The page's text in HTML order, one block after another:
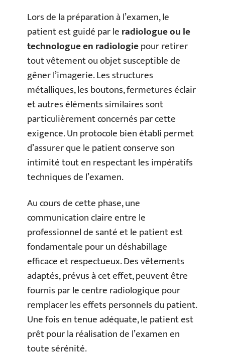
Lors de la préparation à l’examen, le
patient est guidé par leradiologue ou le
technologue en radiologiepour retirer
tout vêtement ou objet susceptible de
gêner l’imagerie. Les structures
métalliques, les boutons, fermetures éclair
et autres éléments similaires sont
particulièrement concernés par cette
exigence. Un protocole bien établi permet
d’assurer que le patient conserve son
intimité tout en respectant les impératifs
techniques de l’examen.
Au cours de cette phase, une
communication claire entre le
professionnel de santé et le patient est
fondamentale pour un déshabillage
efficace et respectueux. Des vêtements
adaptés, prévus à cet effet, peuvent être
fournis par le centre radiologique pour
remplacer les effets personnels du patient.
Une fois en tenue adéquate, le patient est
prêt pour la réalisation de l’examen en
toute sérénité.